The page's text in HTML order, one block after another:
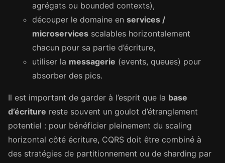
agrégats ou bounded contexts),
découper le domaine en services /
microservices scalables horizontalement
chacun pour sa partie d’écriture,
utiliser la messagerie (events, queues) pour
absorber des pics.
Il est important de garder à l’esprit que la base
d’écriture reste souvent un goulot d’étranglement
potentiel : pour bénéficier pleinement du scaling
horizontal côté écriture, CQRS doit être combiné à
des stratégies de partitionnement ou de sharding par